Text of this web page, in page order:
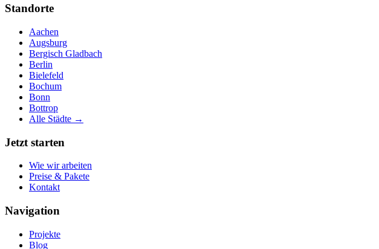
Standorte
Aachen
Augsburg
Bergisch Gladbach
Berlin
Bielefeld
Bochum
Bonn
Bottrop
Alle Städte →
Jetzt starten
Wie wir arbeiten
Preise & Pakete
Kontakt
Navigation
Projekte
Blog